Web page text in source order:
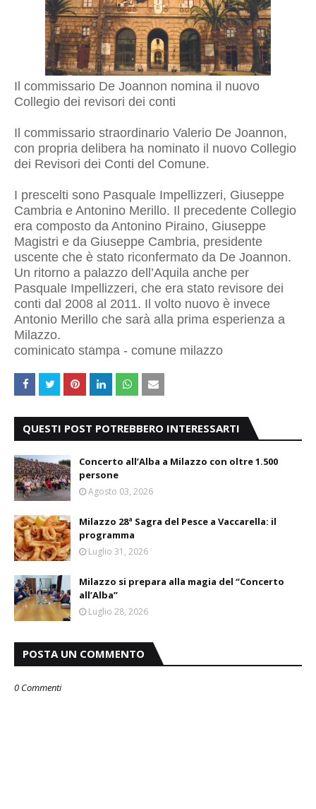
Il commissario De Joannon nomina il nuovo
Collegio dei revisori dei conti
Il commissario straordinario Valerio De Joannon,
con propria delibera ha nominato il nuovo Collegio
dei Revisori dei Conti del Comune.
I prescelti sono Pasquale Impellizzeri, Giuseppe
Cambria e Antonino Merillo. Il precedente Collegio
era composto da Antonino Piraino, Giuseppe
Magistri e da Giuseppe Cambria, presidente
uscente che è stato riconfermato da De Joannon.
Un ritorno a palazzo dell’Aquila anche per
Pasquale Impellizzeri, che era stato revisore dei
conti dal 2008 al 2011. Il volto nuovo è invece
Antonio Merillo che sarà alla prima esperienza a
Milazzo.
cominicato stampa - comune milazzo
QUESTI POST POTREBBERO INTERESSARTI
Concerto all’Alba a Milazzo con oltre 1.500
persone
Agosto 03, 2026
Milazzo 28ª Sagra del Pesce a Vaccarella: il
programma
Luglio 31, 2026
Milazzo si prepara alla magia del “Concerto
all’Alba”
Luglio 28, 2026
POSTA UN COMMENTO
0 Commenti